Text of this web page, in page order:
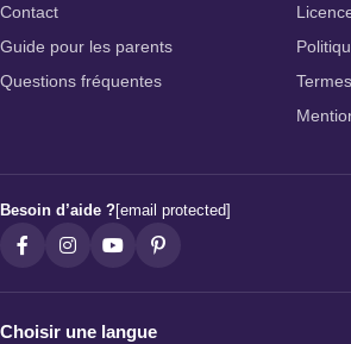
Contact
Guide pour les parents
Questions fréquentes
Besoin d’aide ?[email protected]
Choisir une langue